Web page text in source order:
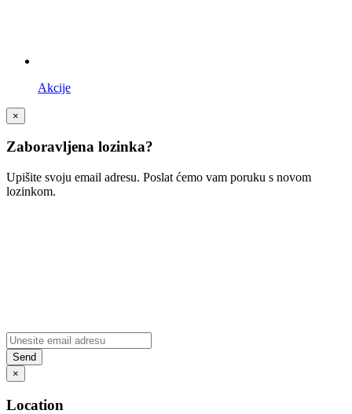
Akcije
×
Zaboravljena lozinka?
Upišite svoju email adresu. Poslat ćemo vam poruku s novom
lozinkom.
×
Location